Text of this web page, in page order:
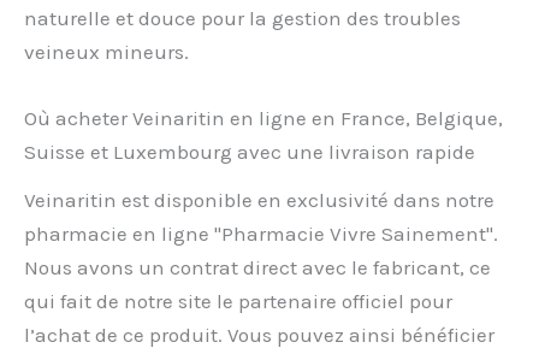
naturelle et douce pour la gestion des troubles
veineux mineurs.
Où acheter Veinaritin en ligne en France, Belgique,
Suisse et Luxembourg avec une livraison rapide
Veinaritin est disponible en exclusivité dans notre
pharmacie en ligne "Pharmacie Vivre Sainement".
Nous avons un contrat direct avec le fabricant, ce
qui fait de notre site le partenaire officiel pour
l’achat de ce produit. Vous pouvez ainsi bénéficier